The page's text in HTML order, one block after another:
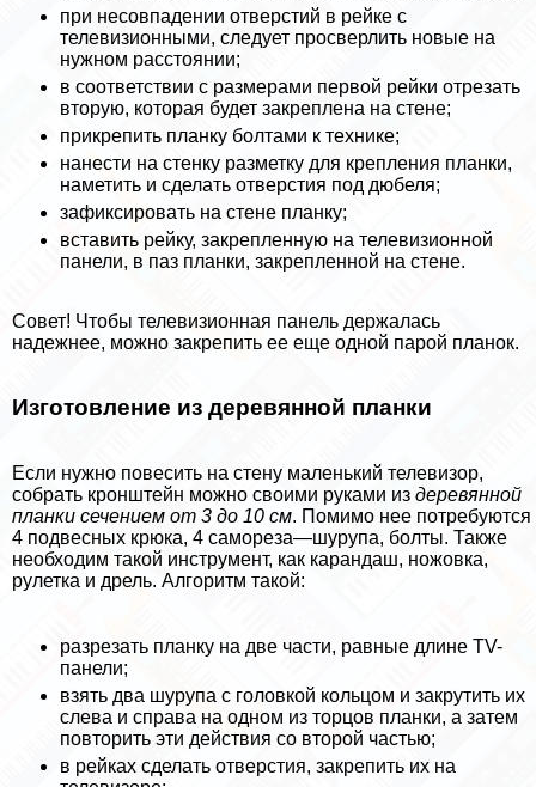
при несовпадении отверстий в рейке с
телевизионными, следует просверлить новые на
нужном расстоянии;
в соответствии с размерами первой рейки отрезать
вторую, которая будет закреплена на стене;
прикрепить планку болтами к технике;
нанести на стенку разметку для крепления планки,
наметить и сделать отверстия под дюбеля;
зафиксировать на стене планку;
вставить рейку, закрепленную на телевизионной
панели, в паз планки, закрепленной на стене.
Совет! Чтобы телевизионная панель держалась
надежнее, можно закрепить ее еще одной парой планок.
Изготовление из деревянной планки
Если нужно повесить на стену маленький телевизор,
собрать кронштейн можно своими руками из деревянной
планки сечением от 3 до 10 см. Помимо нее потребуются
4 подвесных крюка, 4 самореза—шурупа, болты. Также
необходим такой инструмент, как карандаш, ножовка,
рулетка и дрель. Алгоритм такой:
разрезать планку на две части, равные длине TV-
панели;
взять два шурупа с головкой кольцом и закрутить их
слева и справа на одном из торцов планки, а затем
повторить эти действия со второй частью;
в рейках сделать отверстия, закрепить их на